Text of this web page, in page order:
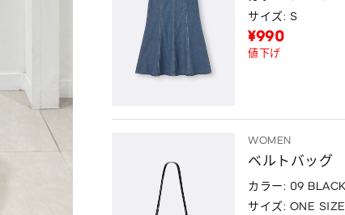
サイズ: S
¥990
値下げ
WOMEN
ベルトバッグ
カラー: 09 BLACK
サイズ: ONE SIZE